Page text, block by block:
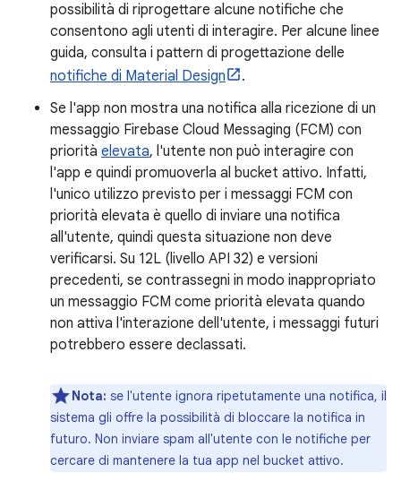
possibilità di riprogettare alcune notifiche che
consentono agli utenti di interagire. Per alcune linee
guida, consulta i pattern di progettazione delle
notifiche di Material Design
.
Se l'app non mostra una notifica alla ricezione di un
messaggio Firebase Cloud Messaging (FCM) con
priorità elevata, l'utente non può interagire con
l'app e quindi promuoverla al bucket attivo. Infatti,
l'unico utilizzo previsto per i messaggi FCM con
priorità elevata è quello di inviare una notifica
all'utente, quindi questa situazione non deve
verificarsi. Su 12L (livello API 32) e versioni
precedenti, se contrassegni in modo inappropriato
un messaggio FCM come priorità elevata quando
non attiva l'interazione dell'utente, i messaggi futuri
potrebbero essere declassati.
Nota: se l'utente ignora ripetutamente una notifica, il
sistema gli offre la possibilità di bloccare la notifica in
futuro. Non inviare spam all'utente con le notifiche per
cercare di mantenere la tua app nel bucket attivo.